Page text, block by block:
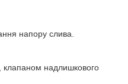
напору слива.
надлишкового